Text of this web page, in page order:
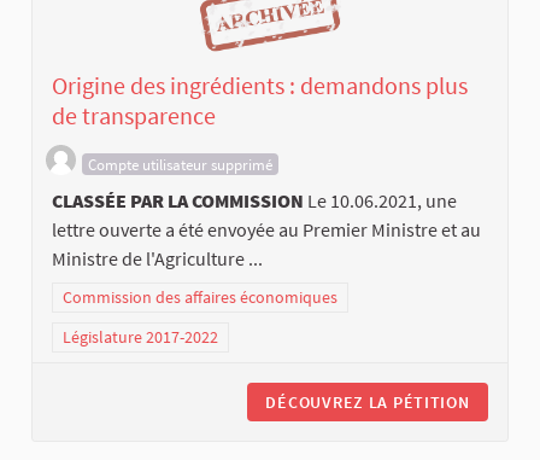
Origine des ingrédients : demandons plus
de transparence
Compte utilisateur supprimé
CLASSÉE PAR LA COMMISSION Le 10.06.2021, une
lettre ouverte a été envoyée au Premier Ministre et au
Ministre de l'Agriculture ...
Commission des affaires économiques
Législature 2017-2022
DÉCOUVREZ LA PÉTITION